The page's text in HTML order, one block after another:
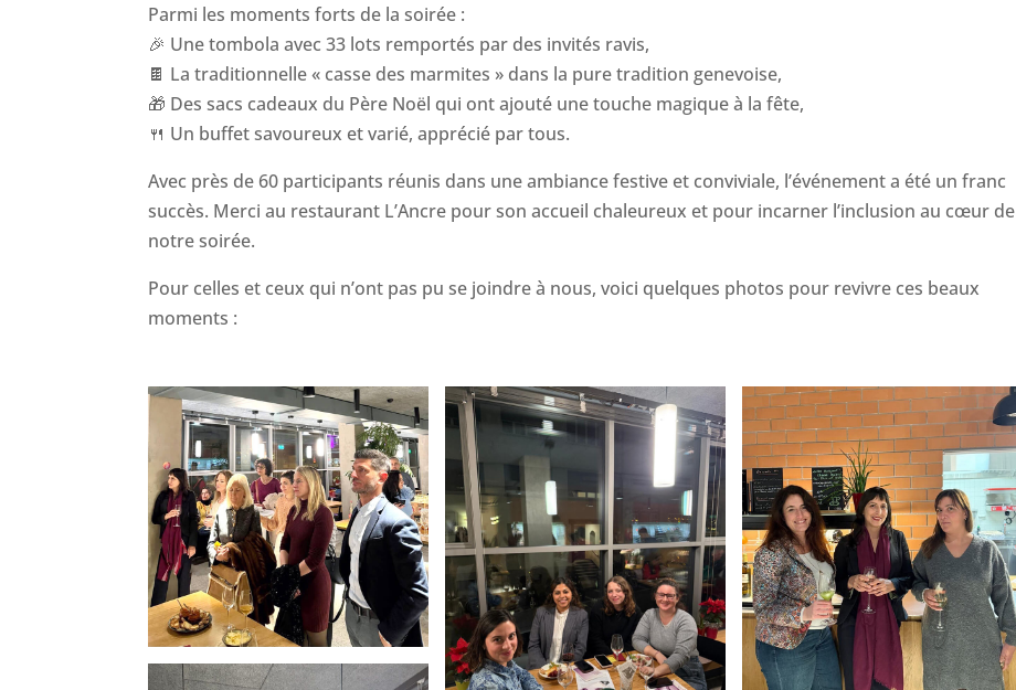
Parmi les moments forts de la soirée :
🎉 Une tombola avec 33 lots remportés par des invités ravis,
🍫 La traditionnelle « casse des marmites » dans la pure tradition genevoise,
🎁 Des sacs cadeaux du Père Noël qui ont ajouté une touche magique à la fête,
🍴 Un buffet savoureux et varié, apprécié par tous.
Avec près de 60 participants réunis dans une ambiance festive et conviviale, l’événement a été un franc
succès. Merci au restaurant L’Ancre pour son accueil chaleureux et pour incarner l’inclusion au cœur de
notre soirée.
Pour celles et ceux qui n’ont pas pu se joindre à nous, voici quelques photos pour revivre ces beaux
moments :